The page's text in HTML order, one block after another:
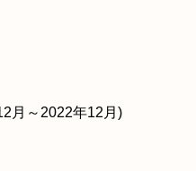
月～2022年12月)